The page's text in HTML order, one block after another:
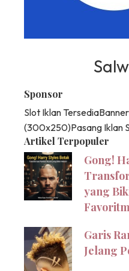
Sponsor
Slot Iklan Tersedia
(300x250)Pasang Iklan
Artikel Terpopuler
Gong!
yang
Garis
Jelang